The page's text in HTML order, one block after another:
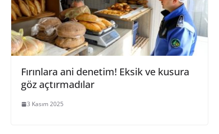
Fırınlara ani denetim! Eksik ve kusura
göz açtırmadılar
3 Kasım 2025